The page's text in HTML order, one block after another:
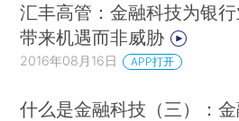
汇丰高管：金融科技为银
带来机遇而非威胁
2016年08月16日 APP打开
什么是金融科技（三）：